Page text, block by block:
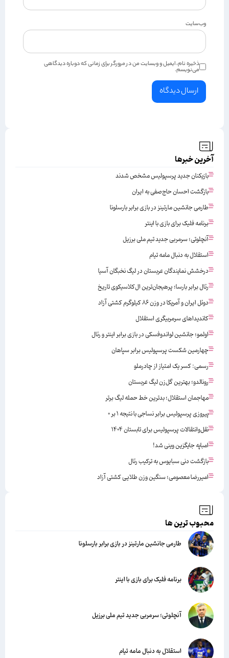
وب‌سایت
ذخیره نام، ایمیل و وبسایت من در مرورگر برای زمانی که دوباره دیدگاهی
می‌نویسم.
آخرین خبرها
بازیکنان جدید پرسپولیس مشخص شدند
بازگشت احسان حاج‌صفی به ایران
طارمی جانشین مارتینز در بازی برابر بارسلونا
برنامه فلیک برای بازی با اینتر
آنچلوتی؛ سرمربی جدید تیم ملی برزیل
استقلال به دنبال مامه تیام
درخشش نمایندگان عربستان در لیگ نخبگان آسیا
رئال برابر بارسا؛ پرهیجان‌‌ترین ال‌کلاسیکوی تاریخ
دوئل ایران و آمریکا در وزن ۸۶ کیلوگرم کشتی آزاد
کاندیداهای سرمربیگری استقلال
اولمو؛ جانشین لواندوفسکی در بازی برابر اینتر و رئال
چهارمین شکست پرسپولیس برابر سپاهان
رسمی: کسر یک امتیاز از چادرملو
رونالدو؛ بهترین گل‌زن لیگ عربستان
مهاجمان استقلال؛ بدترین خط حمله لیگ برتر
پیروزی پرسپولیس برابر نساجی با نتیجه ۱ بر ۰
نقل‌وانتقالات پرسپولیس برای تابستان ۱۴۰۴
امباپه جایگزین وینی شد!
بازگشت دنی سبایوس به ترکیب رئال
امیررضا معصومی؛ سنگین وزن طلایی کشتی آزاد
محبوب ترین ها
طارمی جانشین مارتینز در بازی برابر بارسلونا
برنامه فلیک برای بازی با اینتر
آنچلوتی؛ سرمربی جدید تیم ملی برزیل
استقلال به دنبال مامه تیام